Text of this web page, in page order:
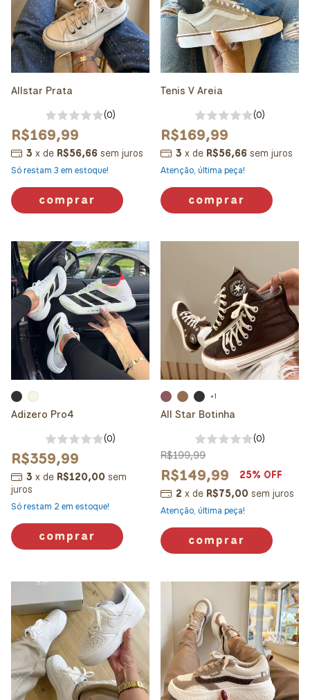
Allstar Prata
(0)
R$169,99
3 x de R$56,66 sem juros
Só restam 3 em estoque!
comprar
Tenis V Areia
(0)
R$169,99
3 x de R$56,66 sem juros
Atenção, última peça!
comprar
Adizero Pro4
(0)
R$359,99
3 x de R$120,00 sem
juros
Só restam 2 em estoque!
comprar
All Star Botinha
(0)
R$149,99
R$199,99
25% OFF
2 x de R$75,00 sem juros
Atenção, última peça!
+1
comprar